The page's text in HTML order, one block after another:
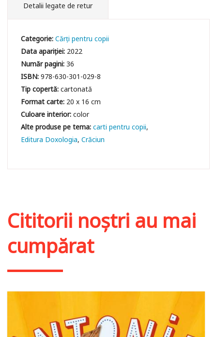
Detalii legate de retur
Categorie:Cărți pentru copii
Data apariției: 2022
Număr pagini:36
ISBN:978-630-301-029-8
Tip copertă:cartonată
Format carte: 20 x 16 cm
Culoare interior:color
carti pentru copii
Editura Doxologia Crăciun
Cititorii noștri au mai
cumpărat